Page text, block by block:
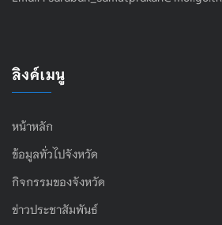
ลิงค์เมนู
หน้าหลัก
ข้อมูลทั่วไปจังหวัด
กิจกรรมของจังหวัด
ข่าวประชาสัมพันธ์